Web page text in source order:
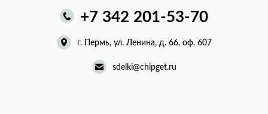
+7 342 201-53-70
г. Пермь, ул. Ленина, д. 66, оф. 607
sdelki@chipget.ru